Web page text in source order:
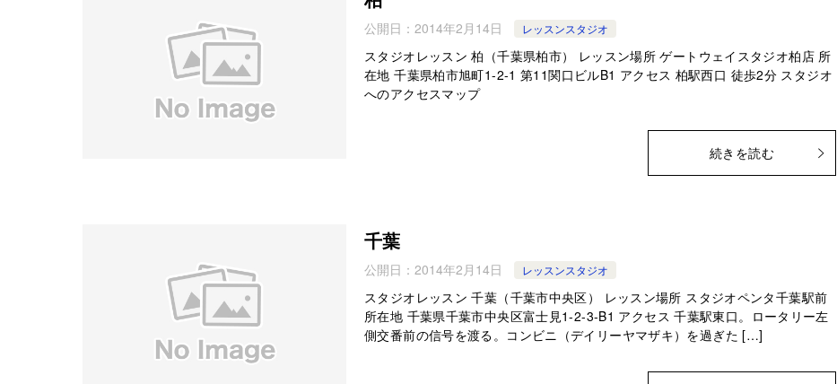
公開日： 2014年2月14日 レッスンスタジオ
スタジオレッスン 柏（千葉県柏市） レッスン場所 ゲートウェイスタジオ柏店 所
在地 千葉県柏市旭町1-2-1 第11関口ビルB1 アクセス 柏駅西口 徒歩2分 スタジオ
へのアクセスマップ
続きを読む
千葉
公開日： 2014年2月14日 レッスンスタジオ
スタジオレッスン 千葉（千葉市中央区） レッスン場所 スタジオペンタ千葉駅前
所在地 千葉県千葉市中央区富士見1-2-3-B1 アクセス 千葉駅東口。ロータリー左
側交番前の信号を渡る。コンビニ（デイリーヤマザキ）を過ぎた […]